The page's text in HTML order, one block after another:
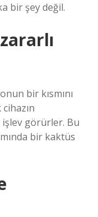
bir şey değil.
bir kısmını
görürler. Bu
bir kaktüs